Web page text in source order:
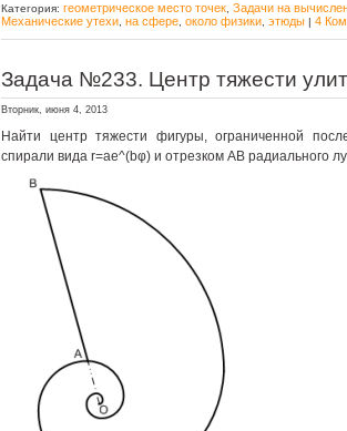
Категория: геометрическое место точек Задачи на
Механические утехи на сфере около физики этюды | 4
Задача №233. Центр тяжести
Вторник, июня 4, 2013
Найти центр тяжести фигуры, ограниченной
спирали вида r=ae^(bφ) и отрезком AB радиального